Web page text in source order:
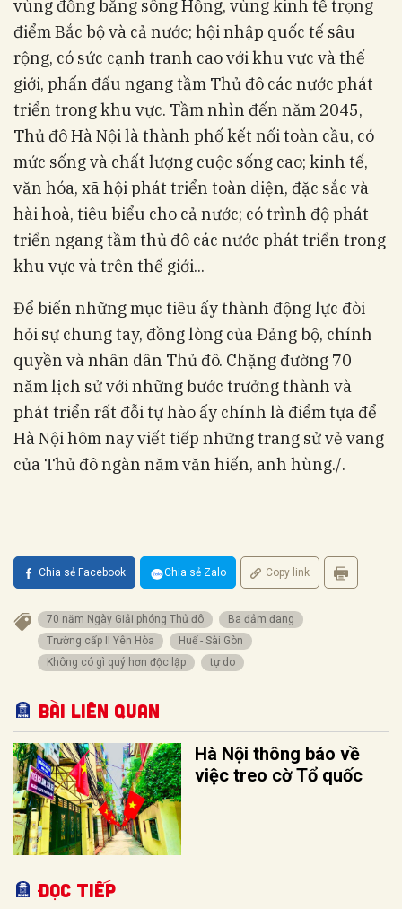
vùng đồng bằng sông Hồng, vùng kinh tế trọng
điểm Bắc bộ và cả nước; hội nhập quốc tế sâu
rộng, có sức cạnh tranh cao với khu vực và thế
giới, phấn đấu ngang tầm Thủ đô các nước phát
triển trong khu vực. Tầm nhìn đến năm 2045,
Thủ đô Hà Nội là thành phố kết nối toàn cầu, có
mức sống và chất lượng cuộc sống cao; kinh tế,
văn hóa, xã hội phát triển toàn diện, đặc sắc và
hài hoà, tiêu biểu cho cả nước; có trình độ phát
triển ngang tầm thủ đô các nước phát triển trong
khu vực và trên thế giới...
Để biến những mục tiêu ấy thành động lực đòi
hỏi sự chung tay, đồng lòng của Đảng bộ, chính
quyền và nhân dân Thủ đô. Chặng đường 70
năm lịch sử với những bước trưởng thành và
phát triển rất đỗi tự hào ấy chính là điểm tựa để
Hà Nội hôm nay viết tiếp những trang sử vẻ vang
của Thủ đô ngàn năm văn hiến, anh hùng./.
Chia sẻ Facebook Chia sẻ Zalo Copy link
70 năm Ngày Giải phóng Thủ đô
Ba đảm đang
Trường cấp II Yên Hòa
Huế - Sài Gòn
Không có gì quý hơn độc lập
tự do
Bài liên quan
Hà Nội thông báo về
việc treo cờ Tổ quốc
Đọc tiếp